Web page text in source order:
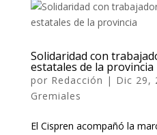
Solidaridad con
estatales de la provincia
por Redacción | Dic 29,
Gremiales
El Cispren acompañó la